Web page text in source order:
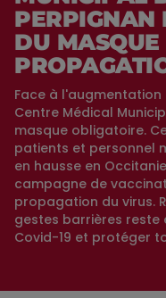
PERPIGNAN
DU
Face à l'augmentation
Centre Médical
masque obligatoire.
patients et personnel
en hausse en
campagne de
propagation du virus.
gestes barrières
Covid-19 et protéger